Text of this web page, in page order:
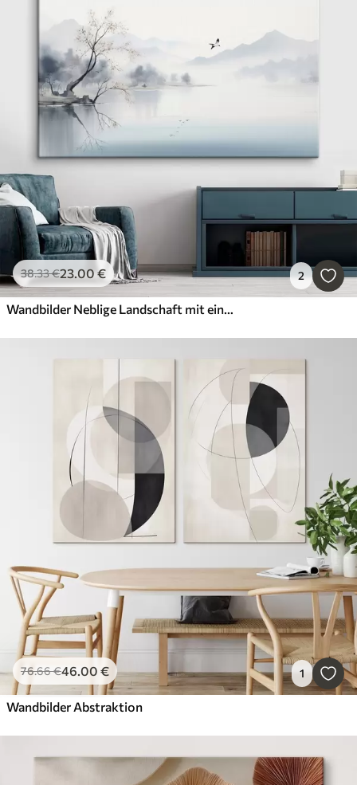
38.33€23.00€ 2
Wandbilder Neblige Landschaft mit einem Baum, Bergen und Vögeln
76.66€46.00 € 1
Wandbilder Abstraktion